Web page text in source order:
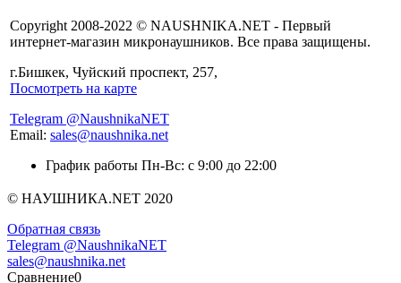
Copyright 2008-2022 © NAUSHNIKA.NET - Первый
интернет-магазин микронаушников. Все права защищены.
г.Бишкек, Чуйский проспект, 257,
Посмотреть на карте
Telegram @NaushnikaNET
Email: sales@naushnika.net
График работы Пн-Вс: с 9:00 до 22:00
© НАУШНИКА.NET 2020
Обратная связь
Telegram @NaushnikaNET
sales@naushnika.net
Сравнение0